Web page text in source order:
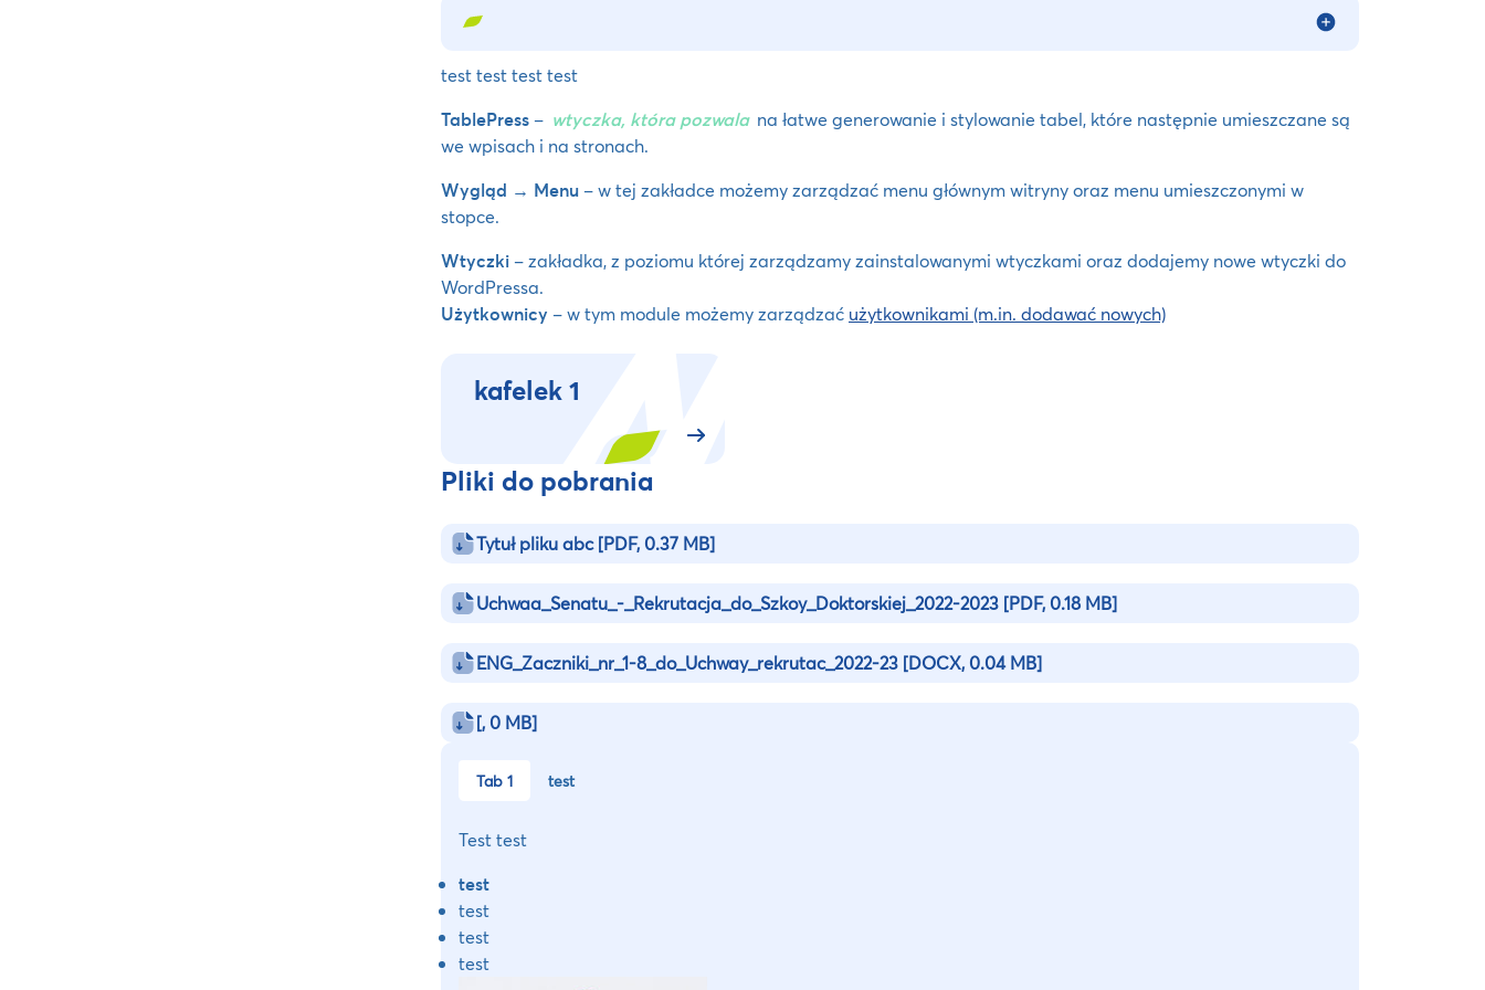
test test test test
TablePress– wtyczka, która pozwala na łatwe generowanie i stylowanie tabel, które następnie umieszczane są
we wpisach i na stronach.
Wygląd → Menu– w tej zakładce możemy zarządzać menu głównym witryny oraz menu umieszczonymi w
stopce.
Wtyczki– zakładka, z poziomu której zarządzamy zainstalowanymi wtyczkami oraz dodajemy nowe wtyczki do
WordPressa.
Użytkownicy – w tym module możemy zarządzać użytkownikami (m.in. dodawać nowych)
kafelek 1
Pliki do pobrania
Tytuł pliku abc[PDF, 0.37 MB]
Uchwaa_Senatu_-_Rekrutacja_do_Szkoy_Doktorskiej_2022-2023 [PDF, 0.18 MB]
ENG_Zaczniki_nr_1-8_do_Uchway_rekrutac_2022-23 [DOCX, 0.04 MB]
[, 0 MB]
Tab 1 test
Test test
test
test
test
test